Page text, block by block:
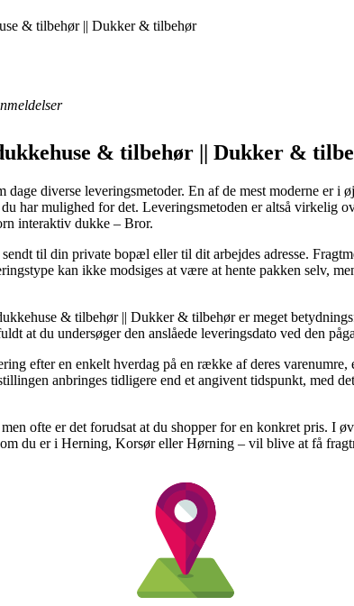
& tilbehør || Dukker & tilbehør
& tilbehør || Dukker &
diverse leveringsmetoder. En af de mest moderne er i
har mulighed for det. Leveringsmetoden er altså virkelig
interaktiv dukke – Bror.
til din private bopæl eller til dit arbejdes adresse.
kan ikke modsiges at være at hente pakken selv,
& tilbehør || Dukker & tilbehør er meget
at du undersøger den anslåede leveringsdato ved den
efter en enkelt hverdag på en række af deres
anbringes tidligere end et angivent tidspunkt, med
ofte er det forudsat at du shopper for en konkret pris. I
du er i Herning, Korsør eller Hørning – vil blive at få